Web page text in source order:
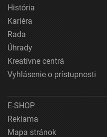
História
Kariéra
Rada
Úhrady
Kreatívne centrá
Vyhlásenie o prístupnosti
E-SHOP
Reklama
Mapa stránok